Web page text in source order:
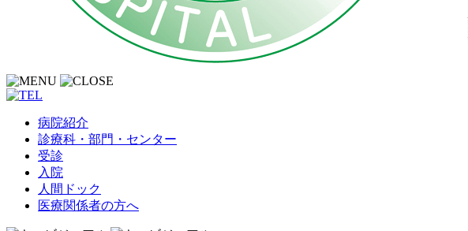
病院紹介
診療科・部門・センター
受診
入院
人間ドック
医療関係者の方へ